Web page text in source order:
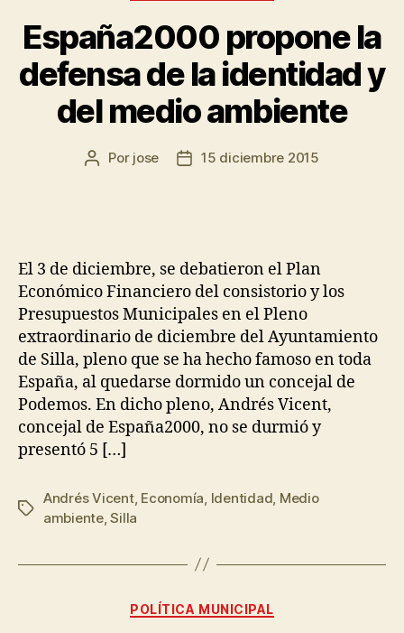
España2000 propone la
defensa de la identidad y
del medio ambiente
Por jose 15 diciembre 2015
El 3 de diciembre, se debatieron el Plan
Económico Financiero del consistorio y los
Presupuestos Municipales en el Pleno
extraordinario de diciembre del Ayuntamiento
de Silla, pleno que se ha hecho famoso en toda
España, al quedarse dormido un concejal de
Podemos. En dicho pleno, Andrés Vicent,
concejal de España2000, no se durmió y
presentó 5 […]
Andrés Vicent, Economía Identidad Medio
ambiente,Silla
POLÍTICA MUNICIPAL